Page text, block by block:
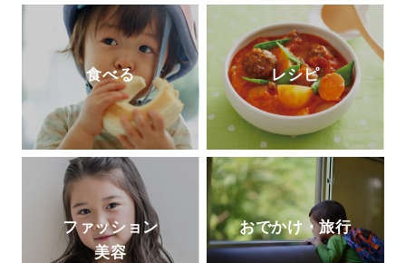
食べる レシピ
ファッション
美容
おでかけ・旅行